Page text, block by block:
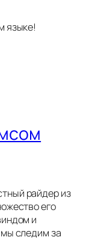
языке!
райдер из
его
и
следим за